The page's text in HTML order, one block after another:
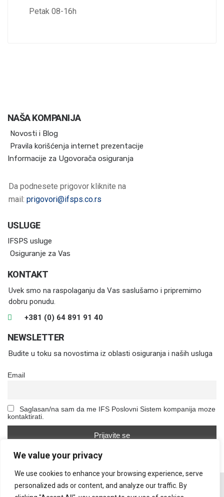
We value your privacy
We use cookies to enhance your browsing experience, serve
personalized ads or content, and analyze our traffic. By
Petak 08-16h
NAŠA KOMPANIJA
Novosti i Blog
Pravila korišćenja internet prezentacije
Informacije za Ugovorača osiguranja
Da podnesete prigovor kliknite na
mail: prigovori@ifsps.co.rs
USLUGE
IFSPS usluge
Osiguranje za Vas
KONTAKT
Uvek smo na raspolaganju da Vas saslušamo i pripremimo
dobru ponudu.
+381 (0) 64 891 91 40
NEWSLETTER
Budite u toku sa novostima iz oblasti osiguranja i naših usluga
Email
Saglasan/na sam da me IFS Poslovni Sistem kompanija moze
kontaktirati.